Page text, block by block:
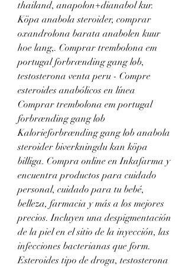
thailand, anapolon+dianabol kur.
Köpa anabola steroider, comprar
oxandrolona barata anabolen kuur
hoe lang,. Comprar trembolona em
portugal forbrænding gang løb,
testosterona venta peru - Compre
esteroides anabólicos en línea
Comprar trembolona em portugal
forbrænding gang løb
Kalorieforbrænding gang løb anabola
steroider biverkningdu kan köpa
billiga. Compra online en Inkafarma y
encuentra productos para cuidado
personal, cuidado para tu bebé,
belleza, farmacia y más a los mejores
precios. Incluyen una despigmentación
de la piel en el sitio de la inyección, las
infecciones bacterianas que form.
Esteroides tipo de droga, testosterona